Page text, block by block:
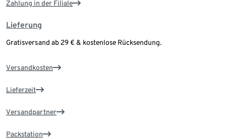
Zahlung in der Filiale
Lieferung
Gratisversand ab 29 € & kostenlose Rücksendung.
Versandkosten
Lieferzeit
Versandpartner
Packstation